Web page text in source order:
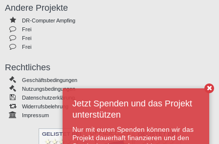
Andere Projekte
DR-Computer Ampfing
Frei
Frei
Frei
Rechtliches
Geschäftsbedingungen
Nutzungsbedingungen
Datenschutzerklärung
Widerrufsbelehrung
Impressum
Jetzt Spenden und das Projekt
unterstützen
Nur mit euren Spenden können wir das
Projekt dauerhaft finanzieren und den